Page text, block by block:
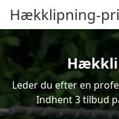
Hækklipning-
Leder du efter en
Indhent 3 tilbud